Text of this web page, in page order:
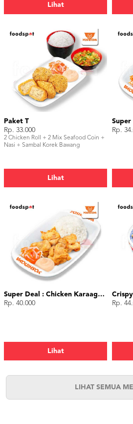
Lihat
Paket T
Rp. 33.000
2 Chicken Roll + 2 Mix Seafood Coin +
Nasi + Sambal Korek Bawang
Lihat
Super
Rp.
Super Deal : Chicken Karaage (4 pcs)
Rp. 40.000
Lihat
Rp.
LIHAT SEMUA